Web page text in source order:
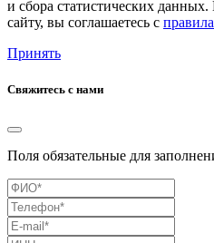
и сбора статистических
сайту, вы соглашаетесь с
Принять
Свяжитесь с нами
Поля обязательные для